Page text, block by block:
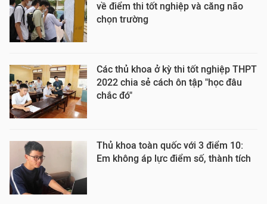
về điểm thi tốt nghiệp và căng não
chọn trường
Các thủ khoa ở kỳ thi tốt nghiệp THPT
2022 chia sẻ cách ôn tập "học đâu
chắc đó"
Thủ khoa toàn quốc với 3 điểm 10:
Em không áp lực điểm số, thành tích